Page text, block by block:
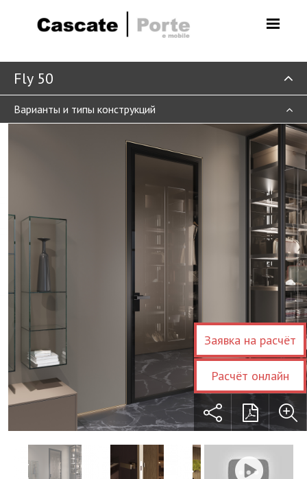
Fly 50
Варианты и типы конструкций
Заявка на расчёт
Расчёт онлайн